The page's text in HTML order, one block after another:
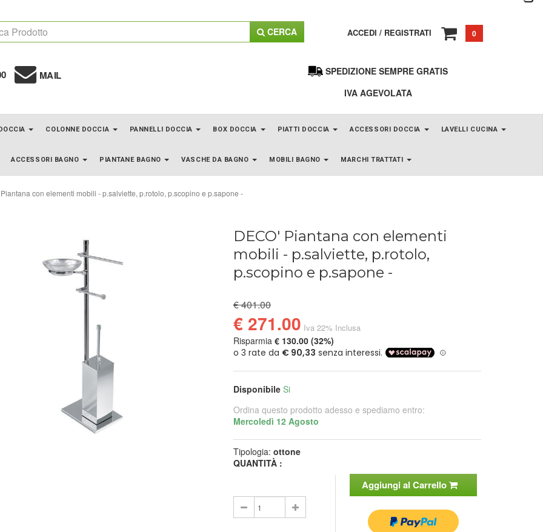
CERCA ACCEDI / REGISTRATI 0
MAIL
SPEDIZIONE SEMPRE GRATIS
IVA AGEVOLATA
COLONNE DOCCIA PANNELLI DOCCIA BOX DOCCIA PIATTI DOCCIA ACCESSORI DOCCIA LAVELLI CUCINA
ACCESSORI BAGNO PIANTANE BAGNO VASCHE DA BAGNO MOBILI BAGNO MARCHI TRATTATI
con elementi mobili - p.salviette, p.rotolo, p.scopino e p.sapone -
DECO' Piantana con elementi
mobili - p.salviette, p.rotolo,
p.scopino e p.sapone -
€ 401.00
€ 271.00 Iva 22% Inclusa
Risparmia€ 130.00 (32%)
Disponibile Si
Ordina questo prodotto adesso e spediamo entro:
Mercoledì 12 Agosto
Tipologia:ottone
QUANTITÀ :
Aggiungi al Carrello